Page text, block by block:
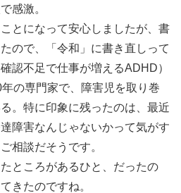
感激。
とになって安心しましたが、書
ので、「令和」に書き直しって
認不足で仕事が増えるADHD）
の専門家で、障害児を取り巻
。特に印象に残ったのは、最近
障害なんじゃないかって気がす
相談だそうです。
ところがあるひと、だったの
きたのですね。